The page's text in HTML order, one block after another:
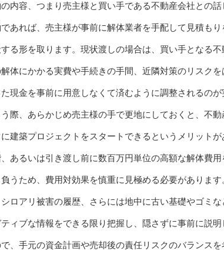
内容、つまり売主様と買い手である不動産会社との
あれば、売主様が事前に解体業者を手配して見積も
る形を取ります。現状渡しの場合は、買い手となる
体にかかる実費や手続きの手間、近隣対策のリスク
現金を事前に用意しなくて済むように調整されるのが
際、あらかじめ売主様の手で更地にしておくと、不
建築プロジェクトをスタートできるというメリット
あるいは引き渡し前に数百万円単位の高額な解体費
うため、費用対効果を慎重に見極める必要がありま
ロアリ被害の履歴、さらには地中に古い基礎やゴミな
ィブな情報をできる限り把握し、隠さずに事前に説
、手元の資金計画や売却後の責任リスクのバランス